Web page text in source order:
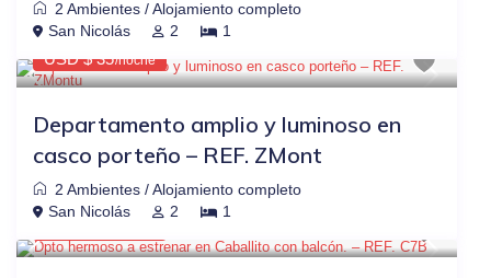
2 Ambientes /Alojamiento completo
San Nicolás
2 1
OTRAS PLATAFORMAS $44 -20%
USD $ 35/noche
Departamento amplio y luminoso en
casco porteño – REF. ZMont
2 Ambientes /Alojamiento completo
San Nicolás
2 1
OTRAS PLATAFORMAS $56 -20%